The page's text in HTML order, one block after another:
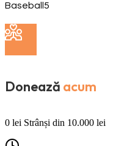
Baseball5
Donează acum
0 lei Strânși din 10.000 lei